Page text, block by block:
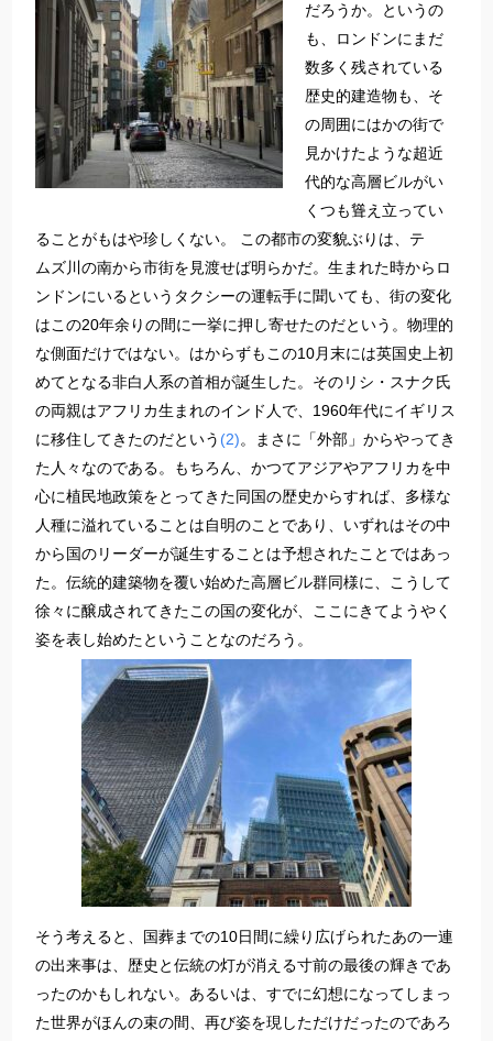
だろうか。というの
も、ロンドンにまだ
数多く残されている
歴史的建造物も、そ
の周囲にはかの街で
見かけたような超近
代的な高層ビルがい
くつも聳え立ってい
ることがもはや珍しくない。
この都市の変貌ぶりは、テ
ムズ川の南から市街を見渡せば明らかだ。生まれた時からロ
ンドンにいるというタクシーの運転手に聞いても、街の変化
はこの20年余りの間に一挙に押し寄せたのだという。物理的
な側面だけではない。はからずもこの10月末には英国史上初
めてとなる非白人系の首相が誕生した。そのリシ・スナク氏
の両親はアフリカ生まれのインド人で、1960年代にイギリス
に移住してきたのだという (2)。まさに「外部」からやってき
た人々なのである。もちろん、かつてアジアやアフリカを中
心に植民地政策をとってきた同国の歴史からすれば、多様な
人種に溢れていることは自明のことであり、いずれはその中
から国のリーダーが誕生することは予想されたことではあっ
た。伝統的建築物を覆い始めた高層ビル群同様に、こうして
徐々に醸成されてきたこの国の変化が、ここにきてようやく
姿を表し始めたということなのだろう。
そう考えると、国葬までの10日間に繰り広げられたあの一連
の出来事は、歴史と伝統の灯が消える寸前の最後の輝きであ
ったのかもしれない。あるいは、すでに幻想になってしまっ
た世界がほんの束の間、再び姿を現しただけだったのであろ